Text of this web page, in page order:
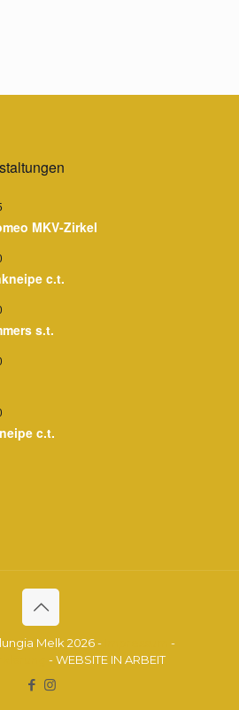
MKV-Zirkel
c.t.
s.t.
c.t.
Melk 2026 -
-
- WEBSITE IN ARBEIT